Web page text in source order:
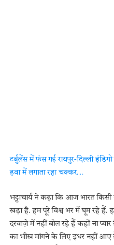
टर्बुलेंस में फंस गई रायपुर-दिल्ली
हवा में लगाता रहा चक्कर…
भट्टाचार्य ने कहा कि आज भारत
खड़ा है. हम पूरे विश्व भर में घूम रहे
दरवाज़े में नहीं बोल रहे हैं कहों ना
का भीख मांगने के लिए इधर नहीं आए